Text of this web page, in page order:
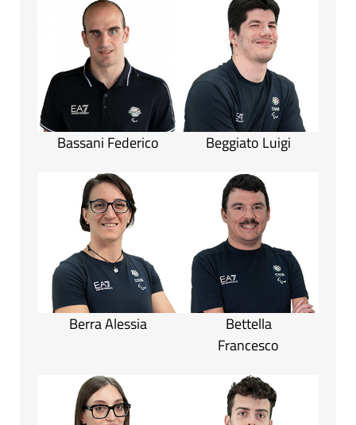
Bassani Federico Beggiato Luigi
Berra Alessia
Bettella
Francesco